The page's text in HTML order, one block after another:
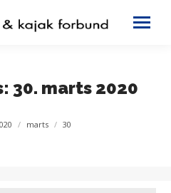
30. marts 2020
here:marts 30